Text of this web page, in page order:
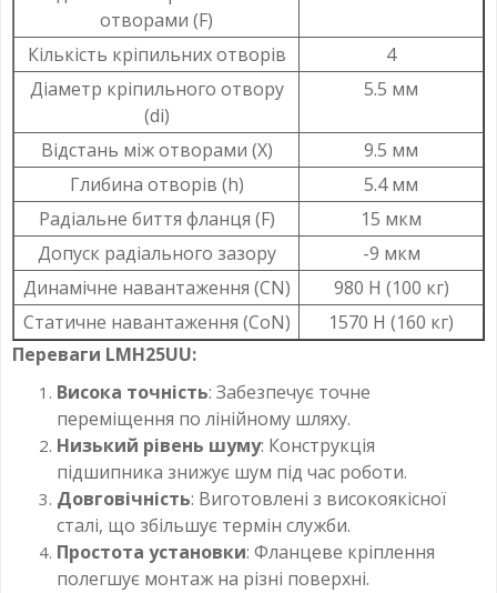
отворами (F)
Кількість кріпильних отворів
4
Діаметр кріпильного отвору
(di)
5.5 мм
Відстань між отворами (X)
9.5 мм
Глибина отворів (h)
5.4 мм
Радіальне биття фланця (F)
15 мкм
Допуск радіального зазору
-9 мкм
Динамічне навантаження (CN)
980 Н (100 кг)
Статичне навантаження (CoN)
1570 Н (160 кг)
Переваги LMH25UU:
Висока точність: Забезпечує точне
переміщення по лінійному шляху.
Низький рівень шуму: Конструкція
підшипника знижує шум під час роботи.
Довговічність: Виготовлені з високоякісної
сталі, що збільшує термін служби.
Простота установки: Фланцеве кріплення
полегшує монтаж на різні поверхні.